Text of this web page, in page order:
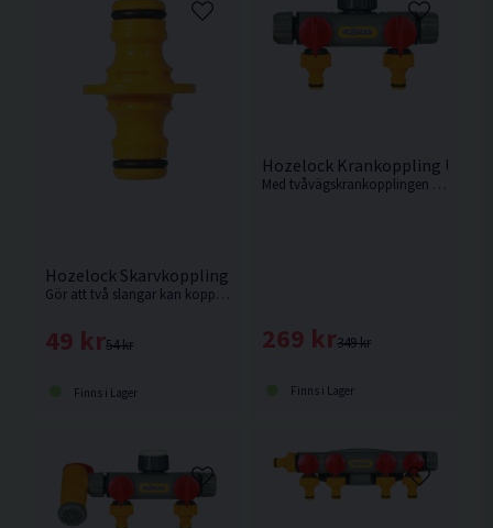
Hozelock Skarvkoppling 2-vägs
Gör att två slangar kan kopplas ihop med hjälp av två slangkopplingar.
54 kr
49 kr
Finns i Lager
Hozelock Krankoppling
Med tvåvägskrankopplingen kan du koppla två bevattningsenheter eller slangar direkt till en utomhuskran.
349 kr
269 kr
Finns i Lager